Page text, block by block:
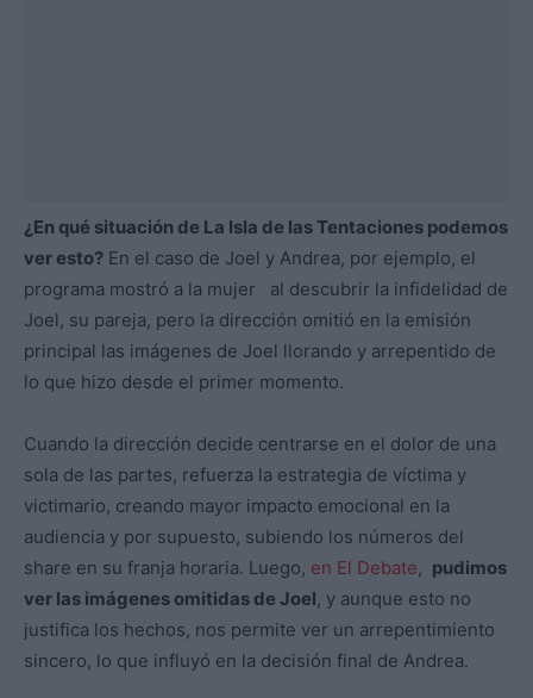
¿En qué situación de La Isla de las Tentaciones podemos
ver esto? En el caso de Joel y Andrea, por ejemplo, el
programa mostró a la mujer al descubrir la infidelidad de
Joel, su pareja, pero la dirección omitió en la emisión
principal las imágenes de Joel llorando y arrepentido de
lo que hizo desde el primer momento.
Cuando la dirección decide centrarse en el dolor de una
sola de las partes, refuerza la estrategia de víctima y
victimario, creando mayor impacto emocional en la
audiencia y por supuesto, subiendo los números del
share en su franja horaria. Luego, en El Debate, pudimos
ver las imágenes omitidas de Joel, y aunque esto no
justifica los hechos, nos permite ver un arrepentimiento
sincero, lo que influyó en la decisión final de Andrea.